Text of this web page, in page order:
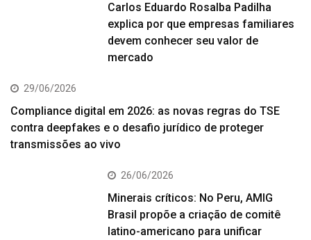
Carlos Eduardo Rosalba Padilha
explica por que empresas familiares
devem conhecer seu valor de
mercado
29/06/2026
Compliance digital em 2026: as novas regras do TSE
contra deepfakes e o desafio jurídico de proteger
transmissões ao vivo
26/06/2026
Minerais críticos: No Peru, AMIG
Brasil propõe a criação de comitê
latino-americano para unificar